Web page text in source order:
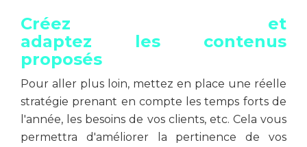
Créez et
adaptez les contenus
proposés
Pour aller plus loin, mettez en place une réelle
stratégie prenant en compte les temps forts de
l'année, les besoins de vos clients, etc. Cela vous
permettra d'améliorer la pertinence de vos